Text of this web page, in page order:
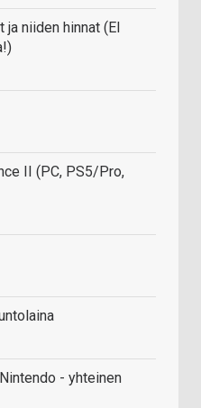
niiden hinnat (EI
II (PC, PS5/Pro,
- yhteinen